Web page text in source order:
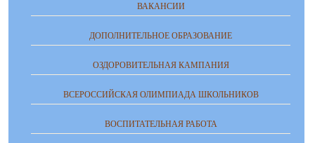
ВАКАНСИИ
ДОПОЛНИТЕЛЬНОЕ ОБРАЗОВАНИЕ
ОЗДОРОВИТЕЛЬНАЯ КАМПАНИЯ
ВСЕРОССИЙСКАЯ ОЛИМПИАДА ШКОЛЬНИКОВ
ВОСПИТАТЕЛЬНАЯ РАБОТА